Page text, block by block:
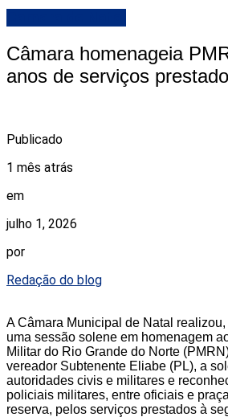
Câmara homenageia
anos de serviços
Publicado
1 mês atrás
em
julho 1, 2026
por
Redação do blog
A Câmara Municipal de Natal
uma sessão solene em homenagem
Militar do Rio Grande do Norte
vereador Subtenente Eliabe (PL), a
autoridades civis e militares e
policiais militares, entre oficiais e
reserva, pelos serviços prestados à